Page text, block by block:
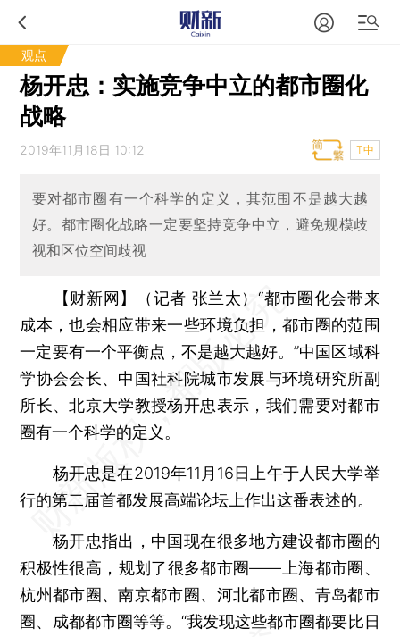
观点
杨开忠：实施竞争中立的都市圈化
战略
2019年11月18日 10:12 T中
要对都市圈有一个科学的定义，其范围不是越大越
好。都市圈化战略一定要坚持竞争中立，避免规模歧
视和区位空间歧视
【财新网】（记者 张兰太）“都市圈化会带来
成本，也会相应带来一些环境负担，都市圈的范围
一定要有一个平衡点，不是越大越好。”中国区域科
学协会会长、中国社科院城市发展与环境研究所副
所长、北京大学教授杨开忠表示，我们需要对都市
圈有一个科学的定义。
杨开忠是在2019年11月16日上午于人民大学举
行的第二届首都发展高端论坛上作出这番表述的。
杨开忠指出，中国现在很多地方建设都市圈的
积极性很高，规划了很多都市圈——上海都市圈、
杭州都市圈、南京都市圈、河北都市圈、青岛都市
圈、成都都市圈等等。“我发现这些都市圈都要比日